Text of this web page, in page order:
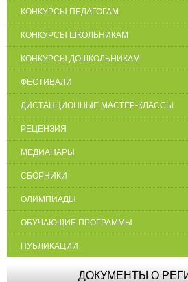
КОНКУРСЫ ПЕДАГОГАМ
КОНКУРСЫ ШКОЛЬНИКАМ
КОНКУРСЫ ДОШКОЛЬНИКАМ
ФЕСТИВАЛИ
ДИСТАНЦИОННЫЕ МАСТЕР-КЛАССЫ
РЕЦЕНЗИЯ
МЕДИАНАРЫ
СБОРНИКИ
ОЛИМПИАДЫ
ОБУЧАЮЩИЕ ПРОГРАММЫ
ПУБЛИКАЦИИ
ДОКУМЕНТЫ О